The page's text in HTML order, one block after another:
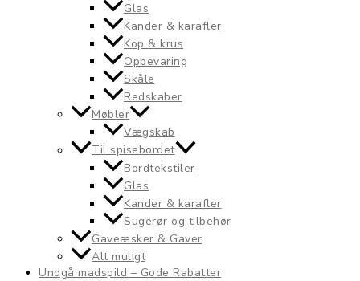
Glas
Kander & karafler
Kop & krus
Opbevaring
Skåle
Redskaber
Møbler
Vægskab
Til spisebordet
Bordtekstiler
Glas
Kander & karafler
Sugerør og tilbehør
Gaveæsker & Gaver
Alt muligt
Undgå madspild – Gode Rabatter